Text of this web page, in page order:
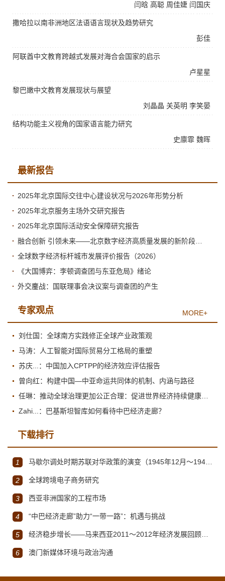
闫晗 高聪 周佳婕 闫国庆
彭佳
撒哈拉以南非洲地区法语语言现状及趋势研究
卢星星
阿联酋中文教育跨越式发展对海合会国家的启示
刘晶晶 关英明 李笑晏
黎巴嫩中文教育发展现状与展望
史廪霏 魏晖
结构功能主义视角的国家语言能力研究
最新报告
2025年北京国际交往中心建设状况与2026年形势分析
2025年北京服务主场外交研究报告
2025年北京国际活动安全保障研究报告
全球数字经济标杆城市发展评价报告（2026）
《大国博弈：李顿调查团与东亚危局》绪论
外交鏖战：国联理事会决议案与调查团的产生
专家观点 MORE+
刘仕国：全球南方实践修正全球产业政策观
马涛：人工智能对国际贸易分工格局的重塑
苏庆...：中国加入CPTPP的经济效应评估报告
曾向红：构建中国—中亚命运共同体的机制、内涵与路径
Zahi...：巴基斯坦智库如何看待中巴经济走廊？
下载排行
1 马歇尔调处时期苏联对华政策的演变（1945年12月～1947年1月）
2 全球跨境电子商务研究
3 西亚非洲国家的工程市场
4 “中巴经济走廊”助力“一带一路”：机遇与挑战
5 经济稳步增长——马来西亚2011～2012年经济发展回顾与展望
6 澳门新媒体环境与政治沟通